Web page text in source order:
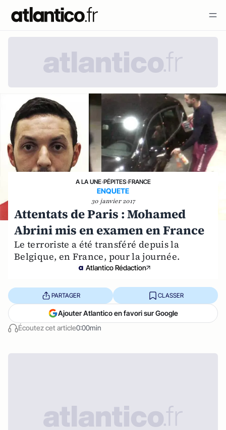
A LA UNE›PÉPITES›FRANCE
ENQUETE
30 janvier 2017
Attentats de Paris : Mohamed
Abrini mis en examen en France
Le terroriste a été transféré depuis la
Belgique, en France, pour la journée.
Atlantico Rédaction
Écoutez cet article0:00min
PARTAGER CLASSER
Ajouter Atlantico en favori sur Google